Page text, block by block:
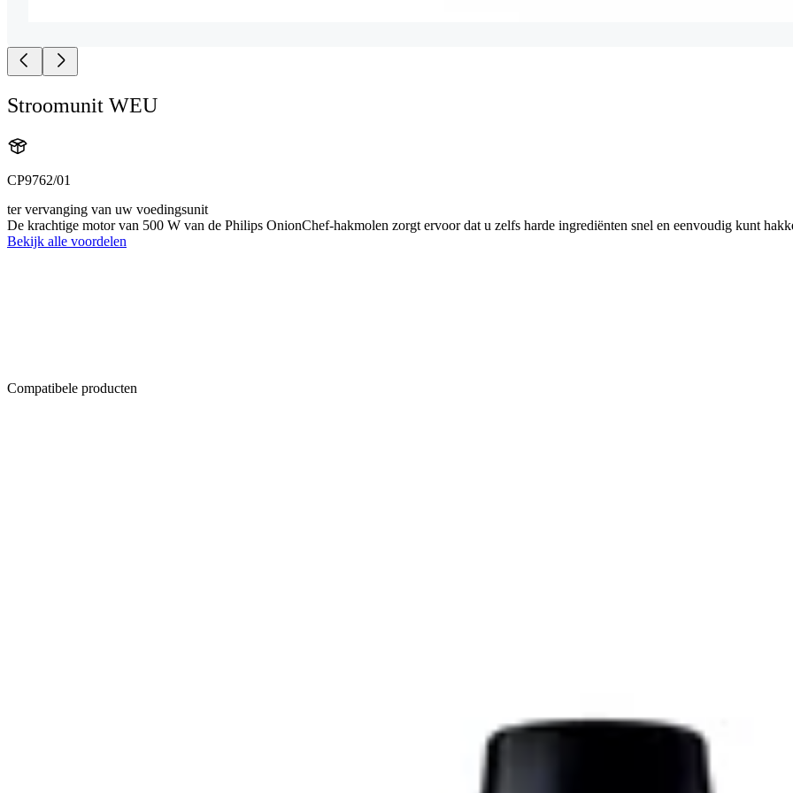
Stroomunit WEU
CP9762/01
ter vervanging van uw voedingsunit
De krachtige motor van 500 W van de Philips OnionChef-hakmolen zorgt ervoor dat u zelfs harde ingrediënten snel en eenvoudig kunt
Bekijk alle voordelen
Compatibele producten